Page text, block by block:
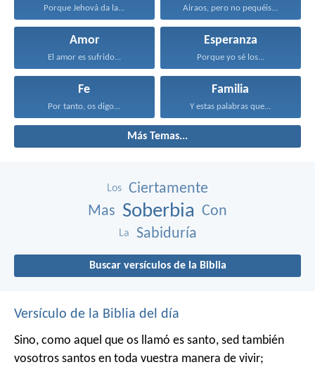
Porque Jehová da la... Airaos, pero no pequéis...
Amor
El amor es sufrido...
Esperanza
Porque yo sé los...
Fe
Por tanto, os digo...
Familia
Y estas palabras que...
Más Temas...
Los
Ciertamente
Mas Soberbia Con
La Sabiduría
Buscar versículos de la Biblia
Versículo de la Biblia del día
Sino, como aquel que os llamó es santo, sed también
vosotros santos en toda vuestra manera de vivir;